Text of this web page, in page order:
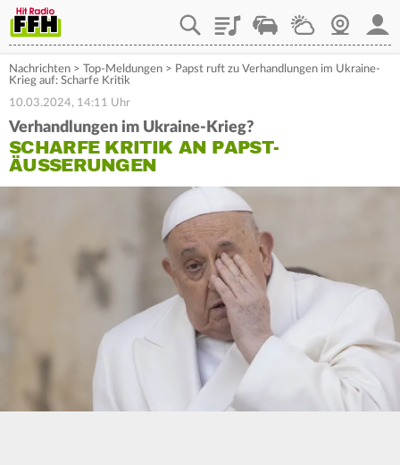
PlaylistStaupilotWetterWebcam
Nachrichten > Top-Meldungen > Papst ruft zu Verhandlungen im Ukraine-
Krieg auf: Scharfe Kritik
10.03.2024, 14:11 Uhr
Verhandlungen im Ukraine-Krieg?
SCHARFE KRITIK AN PAPST-
ÄUSSERUNGEN